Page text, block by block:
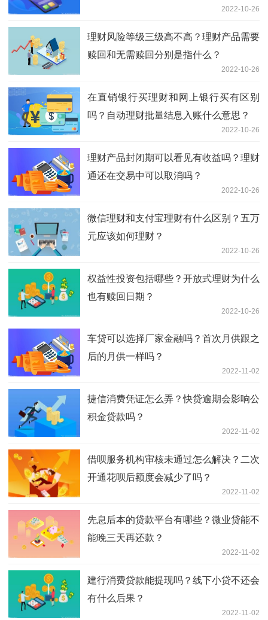
2022-10-26
理财风险等级三级高不高？理财产品需要
赎回和无需赎回分别是指什么？
2022-10-26
在直销银行买理财和网上银行买有区别
吗？自动理财批量结息入账什么意思？
2022-10-26
理财产品封闭期可以看见有收益吗？理财
通还在交易中可以取消吗？
2022-10-26
微信理财和支付宝理财有什么区别？五万
元应该如何理财？
2022-10-26
权益性投资包括哪些？开放式理财为什么
也有赎回日期？
2022-10-26
车贷可以选择厂家金融吗？首次月供跟之
后的月供一样吗？
2022-11-02
捷信消费凭证怎么弄？快贷逾期会影响公
积金贷款吗？
2022-11-02
借呗服务机构审核未通过怎么解决？二次
开通花呗后额度会减少了吗？
2022-11-02
先息后本的贷款平台有哪些？微业贷能不
能晚三天再还款？
2022-11-02
建行消费贷款能提现吗？线下小贷不还会
有什么后果？
2022-11-02